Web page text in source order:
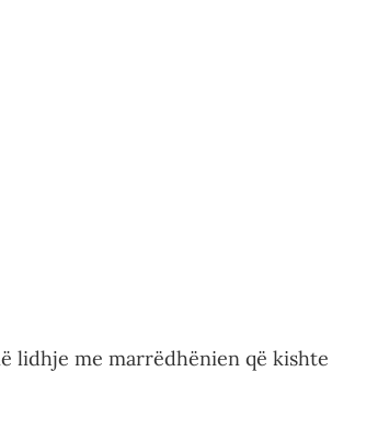
lidhje me marrëdhënien që kishte